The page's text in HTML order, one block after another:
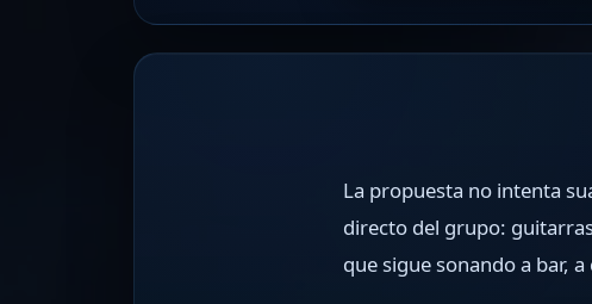
La propuesta no intenta
directo del grupo:
que sigue sonando a bar,